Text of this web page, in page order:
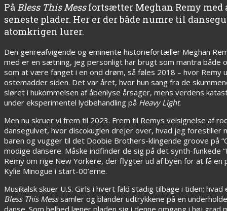
PåBless This Messfortsætter Meghan Remy med
seneste plader. Her er der både numre til
atomkrigen lurer.
Den genreafvigende og eminente historiefortæller Meghan
med er en sætning, jeg personligt har brugt som mantra både
som at være fanget i en ond drøm, så føles 2018 – hvor
ostemadder siden. Det var året, hvor hun sang fra de
sløret i hukommelsen af åbenlyse årsager, mens verdens
under eksperimentel lydbehandling på Heavy Light.
Men nu skruer vi frem til 2023. Frem til Remys velsignelse af
dansegulvet, hvor discokuglen drejer over, hvad jeg
baren og vugger til det Doobie Brothers-klingende groove på
modige dansere. Måske indfinder de sig på det synth-funkede
Remy om rige New Yorkere, der flygter ud af byen for at få
Kylie Minogue i start-00’erne.
Musikalsk skuer U.S. Girls i hvert fald stadig tilbage i tiden;
Bless This Messsamler og blander udtrykkene på en
danse. Som helhed læner pladen sig i denne omgang i høj